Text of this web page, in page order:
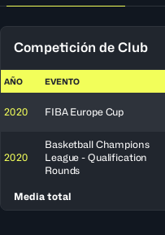
Competición de Club
AÑO EVENTO
2020 FIBA Europe Cup
2020
Basketball Champions
League - Qualification
Rounds
Media total